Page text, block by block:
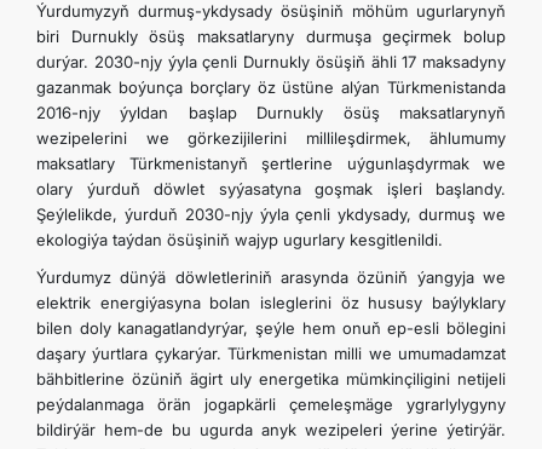
Ýurdumyzyň durmuş-ykdysady ösüşiniň möhüm ugurlarynyň
biri Durnukly ösüş maksatlaryny durmuşa geçirmek bolup
durýar. 2030-njy ýyla çenli Durnukly ösüşiň ähli 17 maksadyny
gazanmak boýunça borçlary öz üstüne alýan Türkmenistanda
2016-njy ýyldan başlap Durnukly ösüş maksatlarynyň
wezipelerini we görkezijilerini millileşdirmek, ählumumy
maksatlary Türkmenistanyň şertlerine uýgunlaşdyrmak we
olary ýurduň döwlet syýasatyna goşmak işleri başlandy.
Şeýlelikde, ýurduň 2030-njy ýyla çenli ykdysady, durmuş we
ekologiýa taýdan ösüşiniň wajyp ugurlary kesgitlenildi.
Ýurdumyz dünýä döwletleriniň arasynda özüniň ýangyja we
elektrik energiýasyna bolan isleglerini öz hususy baýlyklary
bilen doly kanagatlandyrýar, şeýle hem onuň ep-esli bölegini
daşary ýurtlara çykarýar. Türkmenistan milli we umumadamzat
bähbitlerine özüniň ägirt uly energetika mümkinçiligini netijeli
peýdalanmaga örän jogapkärli çemeleşmäge ygrarlylygyny
bildirýär hem-de bu ugurda anyk wezipeleri ýerine ýetirýär.